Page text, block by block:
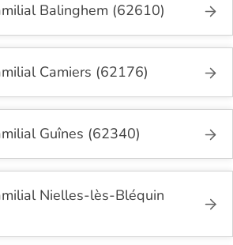
Balinghem (62610)
Camiers (62176)
Guînes (62340)
Nielles-lès-Bléquin